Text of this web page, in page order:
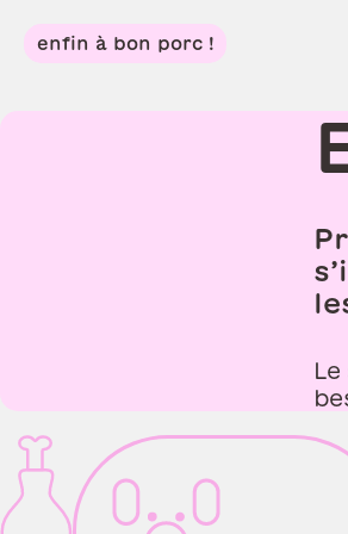
enfin à bon porc !
e
Le